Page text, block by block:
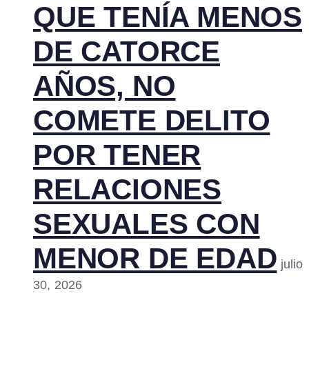
QUE TENÍA MENOS
DE CATORCE
AÑOS, NO
COMETE DELITO
POR TENER
RELACIONES
SEXUALES CON
MENOR DE EDAD julio
30, 2026